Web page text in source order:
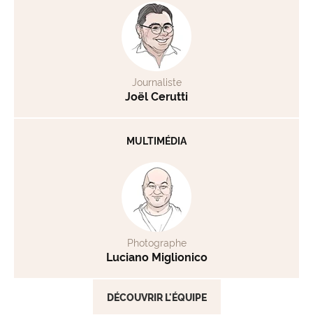
Journaliste
Joël Cerutti
MULTIMÉDIA
Photographe
Luciano Miglionico
DÉCOUVRIR L'ÉQUIPE